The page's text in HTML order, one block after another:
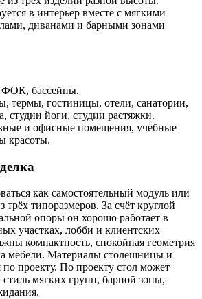
в интерьер вместе с мягкими
диванами и барными зонами
бассейны.
термы, гостиницы, отели, санатории,
студии йоги, студии растяжки.
и офисные помещения, учебные
красоты.
как самостоятельный модуль или
трёх типоразмеров. За счёт круглой
опоры он хорошо работает в
участках, лобби и клиентских
компактность, спокойная геометрия
мебели. Материалы столешницы и
по проекту. По проекту стол может
мягких групп, барной зоны,